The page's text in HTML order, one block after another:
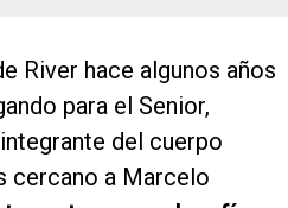
River hace algunos años
para el Senior,
del cuerpo
cercano a Marcelo